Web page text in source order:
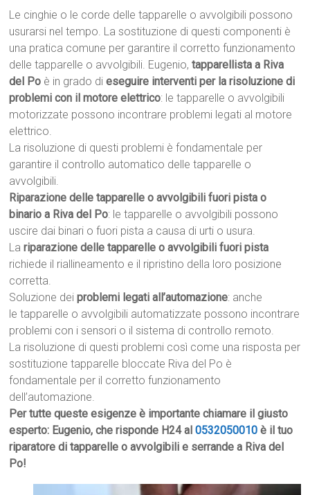
Le cinghie o le corde delle tapparelle o avvolgibili possono
usurarsi nel tempo. La sostituzione di questi componenti è
una pratica comune per garantire il corretto funzionamento
delle tapparelle o avvolgibili. Eugenio,tapparellista a Riva
del Po è in grado dieseguire interventi per la risoluzione di
problemi con il motore elettrico: le tapparelle o avvolgibili
motorizzate possono incontrare problemi legati al motore
elettrico.
La risoluzione di questi problemi è fondamentale per
garantire il controllo automatico delle tapparelle o
avvolgibili.
Riparazione delle tapparelle o avvolgibili fuori pista o
binario a Riva del Po: le tapparelle o avvolgibili possono
uscire dai binari o fuori pista a causa di urti o usura.
Lariparazione delle tapparelle o avvolgibili fuori pista
richiede il riallineamento e il ripristino della loro posizione
corretta.
Soluzione deiproblemi legati all’automazione: anche
le tapparelle o avvolgibili automatizzate possono incontrare
problemi con i sensori o il sistema di controllo remoto.
La risoluzione di questi problemi così come una risposta per
sostituzione tapparelle bloccate Riva del Po è
fondamentale per il corretto funzionamento
dell’automazione.
Per tutte queste esigenze è importante chiamare il giusto
esperto: Eugenio, che risponde H24 al0532050010 è il tuo
riparatore di tapparelle o avvolgibili e serrande a Riva del
Po!